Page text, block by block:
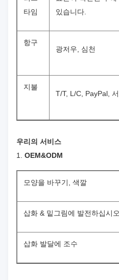
타임
있습니다.
항구
광저우, 심천
지불
T/T, L/C, PayPal,
우리의 서비스
1. OEM&ODM
모양을 바꾸기, 색깔
삽화 & 밑그림에 발전하십시
삽화 발달에 조수